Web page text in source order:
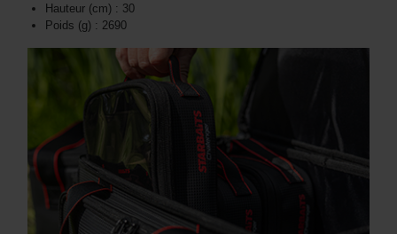
Hauteur (cm) : 30
Poids (g) : 2690